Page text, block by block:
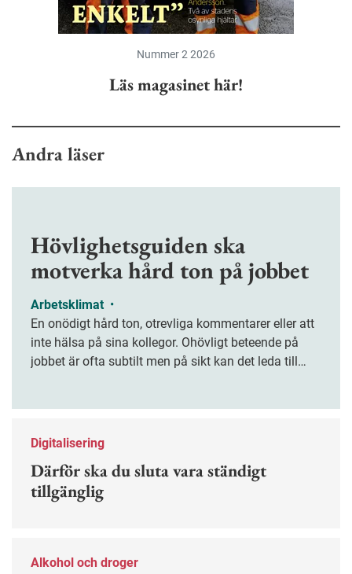
Nummer 2 2026
Läs magasinet här!
Andra läser
Hövlighetsguiden ska
motverka hård ton på jobbet
Arbetsklimat •
En onödigt hård ton, otrevliga kommentarer eller att
inte hälsa på sina kollegor. Ohövligt beteende på
jobbet är ofta subtilt men på sikt kan det leda till
Digitalisering
Därför ska du sluta vara ständigt
tillgänglig
Alkohol och droger